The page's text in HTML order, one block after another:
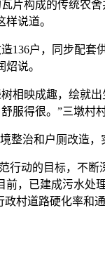
片构成的传统农
说道。
136户，同步配
说。
相映成趣，绘就
服得很。”三墩村
整治和户厕改造
行动的目标，不
，已建成污水
村道路硬化率和